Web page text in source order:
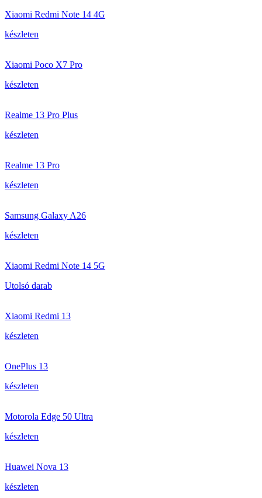
Xiaomi Redmi Note 14 4G
készleten
Xiaomi Poco X7 Pro
készleten
Realme 13 Pro Plus
készleten
Realme 13 Pro
készleten
Samsung Galaxy A26
készleten
Xiaomi Redmi Note 14 5G
Utolsó darab
Xiaomi Redmi 13
készleten
OnePlus 13
készleten
Motorola Edge 50 Ultra
készleten
Huawei Nova 13
készleten